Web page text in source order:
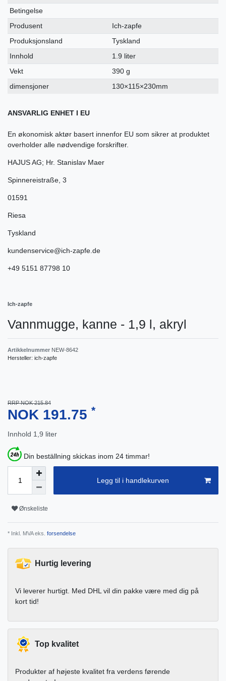
Betingelse
Produsent
Ich-zapfe
Produksjonsland
Tyskland
Innhold
1.9 liter
Vekt
390 g
dimensjoner
130×115×230mm
ANSVARLIG ENHET I EU
En økonomisk aktør basert innenfor EU som sikrer at produktet
overholder alle nødvendige forskrifter.
HAJUS AG; Hr. Stanislav Maer
Spinnereistraße 3
01591
Riesa
Tyskland
kundenservice@ich-zapfe.de
+49 5151 87798 10
Ich-zapfe
Vannmugge, kanne - 1,9 l, akryl
Artikkelnummer NEW-8642
Hersteller: ich-zapfe
RRP NOK 215.84
NOK 191.75 *
Innhold 1,9 liter
Din beställning skickas inom 24 timmar!
Legg til i handlekurven
Ønskeliste
* Inkl. MVA eks. forsendelse
Hurtig levering
Vi leverer hurtigt. Med DHL vil din pakke være med dig på
kort tid!
Top kvalitet
Produkter af højeste kvalitet fra verdens førende